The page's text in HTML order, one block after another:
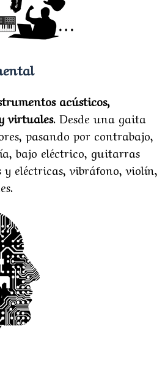
acústicos,
virtuales. Desde una gaita
pasando por contrabajo,
bajo eléctrico, guitarras
y eléctricas, vibráfono, violín,